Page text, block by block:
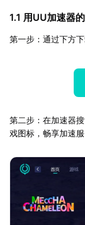
1.1 用UU加速器
第一步：通过下方
第二步：在加速器
戏图标，畅享加速服